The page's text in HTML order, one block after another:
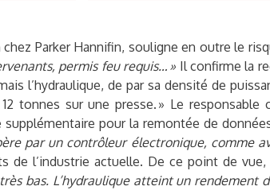
Parker Hannifin, souligne en outre le
permis feu requis… » Il confirme la
l’hydraulique, de par sa densité de
tonnes sur une presse. » Le
pour la remontée de
par un contrôleur électronique, comme
l’industrie actuelle. De ce point de vue,
bas. L’hydraulique atteint un rendement